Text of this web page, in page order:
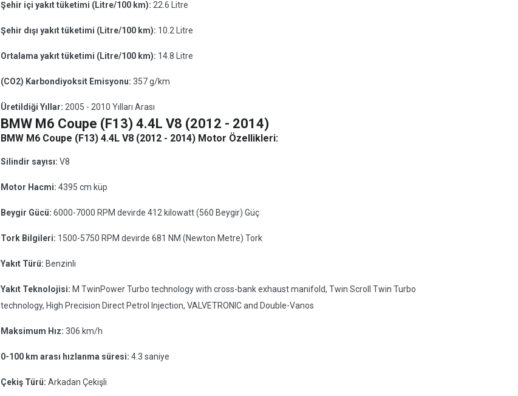
Şehir içi yakıt tüketimi (Litre/100 km): 22.6 Litre
Şehir dışı yakıt tüketimi (Litre/100 km): 10.2 Litre
Ortalama yakıt tüketimi (Litre/100 km): 14.8 Litre
(CO2) Karbondiyoksit Emisyonu: 357 g/km
Üretildiği Yıllar: 2005 - 2010 Yılları Arası
BMW M6 Coupe (F13) 4.4L V8 (2012 - 2014)
BMW M6 Coupe (F13) 4.4L V8 (2012 - 2014) Motor Özellikleri:
Silindir sayısı: V8
Motor Hacmi: 4395 cm küp
Beygir Gücü: 6000-7000 RPM devirde 412 kilowatt (560 Beygir) Güç
Tork Bilgileri: 1500-5750 RPM devirde 681 NM (Newton Metre) Tork
Yakıt Türü: Benzinli
Yakıt Teknolojisi: M TwinPower Turbo technology with cross-bank exhaust manifold, Twin Scroll Twin Turbo
technology, High Precision Direct Petrol Injection, VALVETRONIC and Double-Vanos
Maksimum Hız: 306 km/h
0-100 km arası hızlanma süresi: 4.3 saniye
Çekiş Türü: Arkadan Çekişli